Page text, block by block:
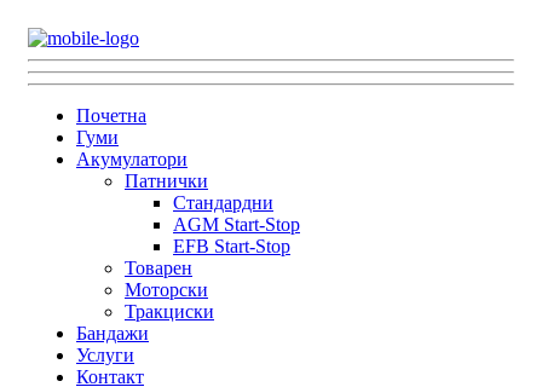
Почетна
Гуми
Акумулатори
Патнички
Стандардни
AGM Start-Stop
EFB Start-Stop
Товарен
Моторски
Тракциски
Бандажи
Услуги
Контакт